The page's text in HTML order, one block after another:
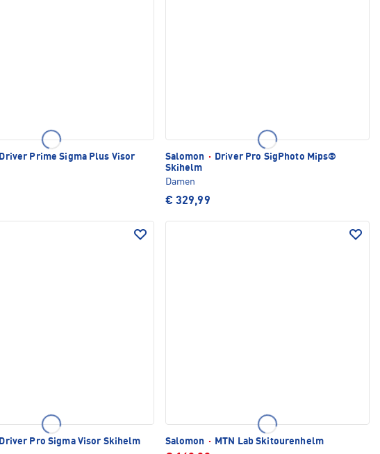
Driver Prime Sigma Plus Visor
Salomon ·
Driver Pro SigPhoto Mips®
Skihelm
Damen
€ 329,99
Driver Pro Sigma Visor Skihelm Salomon · MTN Lab Skitourenhelm